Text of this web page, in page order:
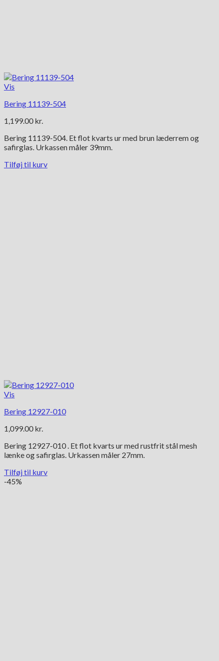
Vis
Bering 11139-504
1,199.00 kr.
Bering 11139-504. Et flot kvarts ur med brun læderrem og
safirglas. Urkassen måler 39mm.
Tilføj til kurv
Vis
Bering 12927-010
1,099.00 kr.
Bering 12927-010 . Et flot kvarts ur med rustfrit stål mesh
lænke og safirglas. Urkassen måler 27mm.
Tilføj til kurv
-45%